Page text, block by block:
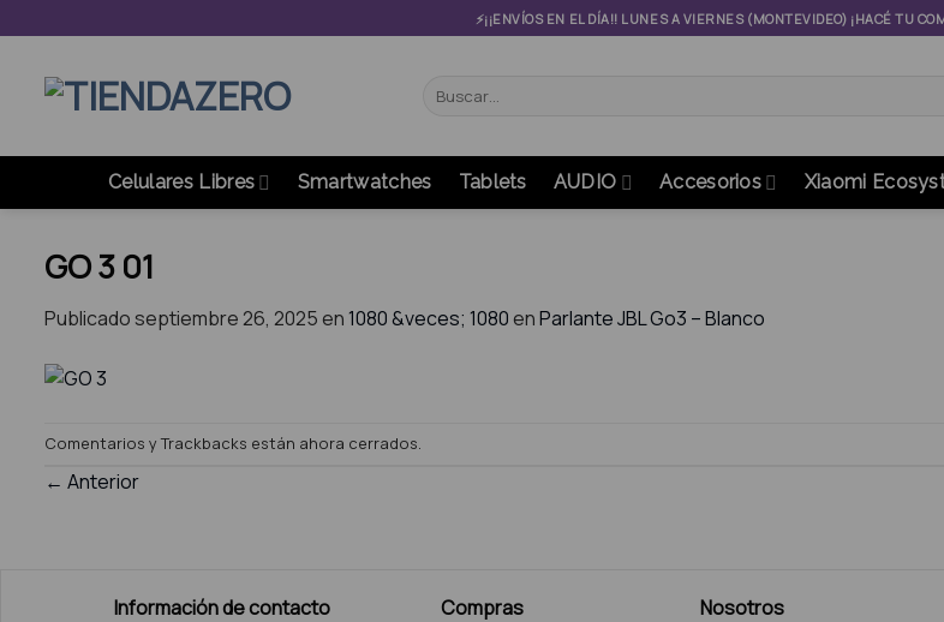
to
content
⚡¡¡ENVÍOS EN EL DÍA!! LUNES A VIERNES (MONTEVIDEO) ¡HACÉ TU
Buscar
Celulares Libres Smartwatches Tablets AUDIO Accesorios Xiaomi
GO 3 01
Publicadoseptiembre 26, 2025en1080 &veces; 1080enParlante JBL Go3 – Blanco
Comentarios y Trackbacks están ahora cerrados.
← Anterior
Información de contacto
Compras
Nosotros